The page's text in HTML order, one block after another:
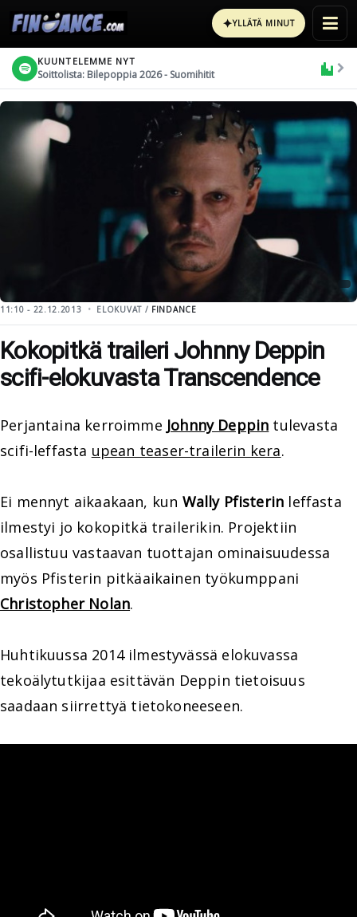
✦YLLÄTÄ MINUT
KUUNTELEMME NYT
Soittolista: Bilepoppia 2026 - Suomihitit
11:10 - 22.12.2013 ELOKUVAT / FINDANCE
Kokopitkä traileri Johnny Deppin
scifi-elokuvasta Transcendence
Perjantaina kerroimme Johnny Deppin tulevasta
scifi-leffasta upean teaser-trailerin kera.
Ei mennyt aikaakaan, kun Wally Pfisterin leffasta
ilmestyi jo kokopitkä trailerikin. Projektiin
osallistuu vastaavan tuottajan ominaisuudessa
myös Pfisterin pitkäaikainen työkumppani
Christopher Nolan.
Huhtikuussa 2014 ilmestyvässä elokuvassa
tekoälytutkijaa esittävän Deppin tietoisuus
saadaan siirrettyä tietokoneeseen.